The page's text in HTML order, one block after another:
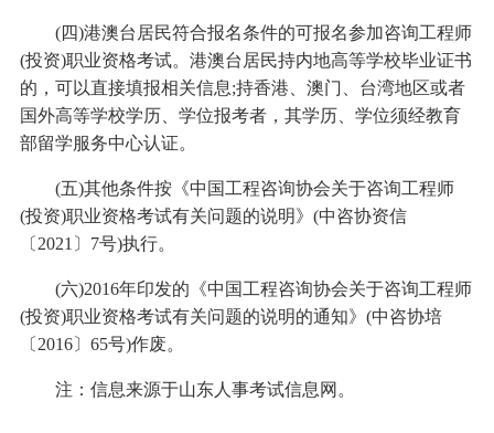
(四)港澳台居民符合报名条件的可报名参加咨询工程师
(投资)职业资格考试。港澳台居民持内地高等学校毕业证书
的，可以直接填报相关信息;持香港、澳门、台湾地区或者
国外高等学校学历、学位报考者，其学历、学位须经教育
部留学服务中心认证。
(五)其他条件按《中国工程咨询协会关于咨询工程师
(投资)职业资格考试有关问题的说明》(中咨协资信
〔2021〕7号)执行。
(六)2016年印发的《中国工程咨询协会关于咨询工程师
(投资)职业资格考试有关问题的说明的通知》(中咨协培
〔2016〕65号)作废。
注：信息来源于山东人事考试信息网。